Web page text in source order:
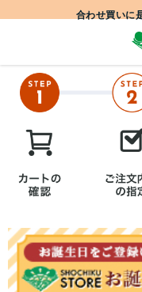
合わせ買いに